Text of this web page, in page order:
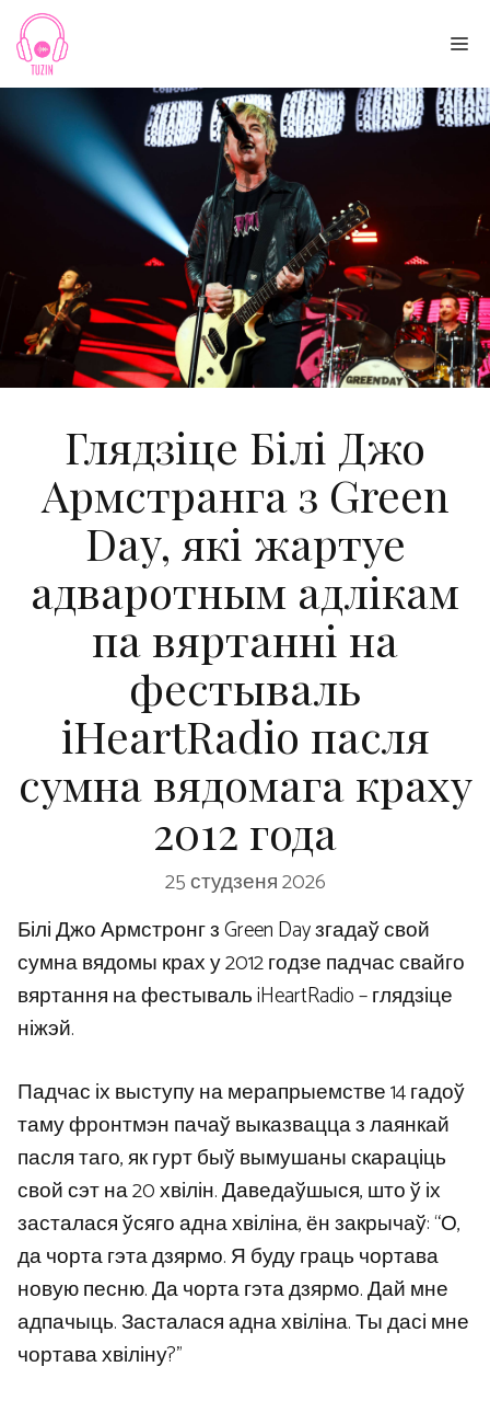
Skip
content
Глядзіце Білі Джо
Армстранга з Green
Day, які жартуе
адваротным адлікам
па вяртанні на
фестываль
iHeartRadio пасля
сумна вядомага краху
2012 года
25 студзеня 2026
Білі Джо Армстронг з Green Day згадаў свой
сумна вядомы крах у 2012 годзе падчас свайго
вяртання на фестываль iHeartRadio – глядзіце
ніжэй.
Падчас іх выступу на мерапрыемстве 14 гадоў
таму фронтмэн пачаў выказвацца з лаянкай
пасля таго, як гурт быў вымушаны скараціць
свой сэт на 20 хвілін. Даведаўшыся, што ў іх
засталася ўсяго адна хвіліна, ён закрычаў: “О,
да чорта гэта дзярмо. Я буду граць чортава
новую песню. Да чорта гэта дзярмо. Дай мне
адпачыць. Засталася адна хвіліна. Ты дасі мне
чортава хвіліну?”